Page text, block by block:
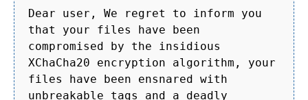
Dear user, We regret to inform you
that your files have been
compromised by the insidious
XChaCha20 encryption algorithm, your
files have been ensnared with
unbreakable tags and a deadly